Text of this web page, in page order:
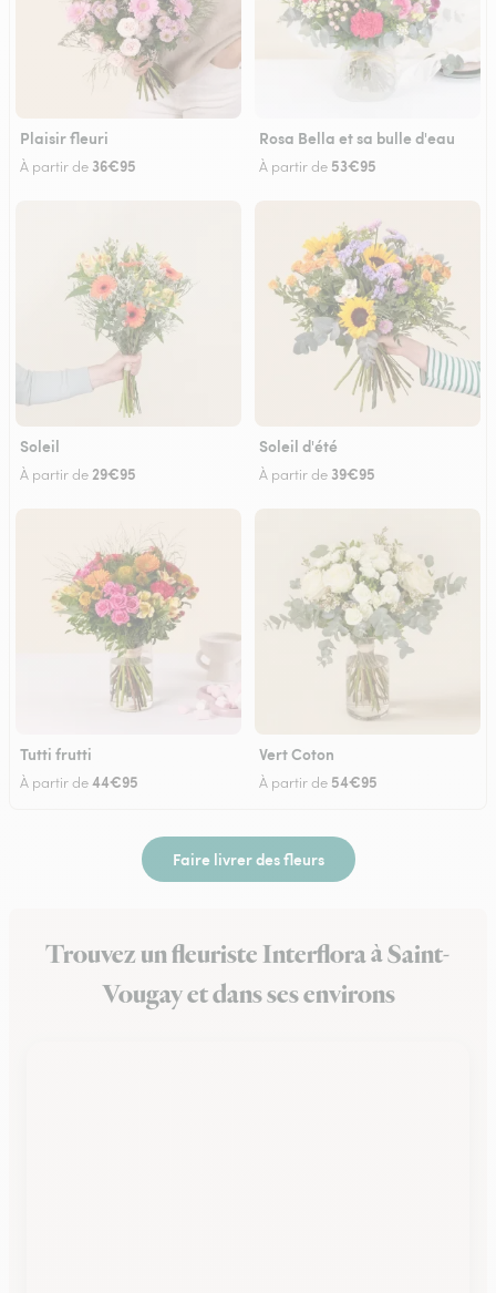
Plaisir fleuri
À partir de 36€95
Rosa Bella et sa bulle d'eau
À partir de 53€95
Soleil
À partir de29€95
Soleil d'été
À partir de 39€95
Tutti frutti
À partir de44€95
Vert Coton
À partir de 54€95
Faire livrer des fleurs
Trouvez un fleuriste Interflora à Saint-
Vougay et dans ses environs